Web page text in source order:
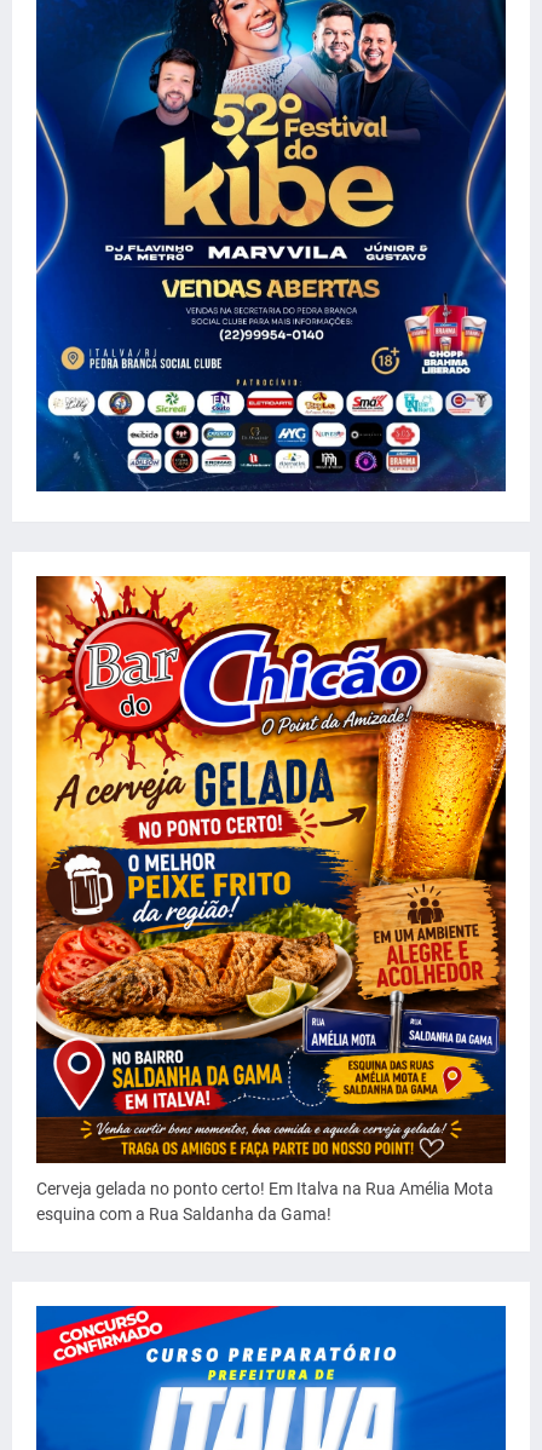
Cerveja gelada no ponto certo! Em Italva na Rua Amélia Mota
esquina com a Rua Saldanha da Gama!